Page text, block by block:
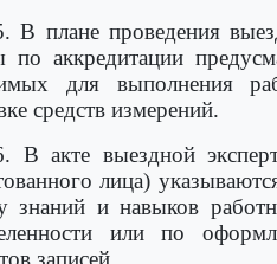
В плане проведения
по аккредитации
для выполнения
средств измерений.
В акте выездной
лица)
знаний и навыков
или по
записей.